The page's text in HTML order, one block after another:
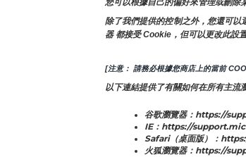
您可以根據自己的偏好來管理或刪除
除了我們提供的控制之外，您還可
器 都接受 Cookie，但可以更改此設
[注意： 請務必根據您商店上的當前
以下連結提供了有關如何在所有主流
谷歌瀏覽器：https://
IE：https://
Safari（桌面版）：
火狐瀏覽器：https://